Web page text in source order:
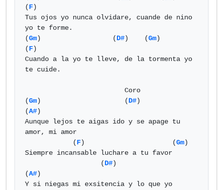
(F)
Tus ojos yo nunca olvidare, cuande de nino
yo te forme.
(Gm)                  (D#)    (Gm)
(F)
Cuando a la yo te lleve, de la tormenta yo
te cuide.
(Gm)                     (D#)
(A#)
Aunque lejos te aigas ido y se apage tu
amor, mi amor
            (
F)                      (Gm)
Siempre incansable luchare a tu favor
                   (
D#)
(A#)
Y si niegas mi exsitencia y lo que yo